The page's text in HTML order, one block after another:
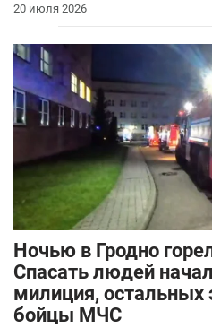
20 июля 2026
Ночью в Гродно
Спасать людей
милиция, остальных
бойцы МЧС